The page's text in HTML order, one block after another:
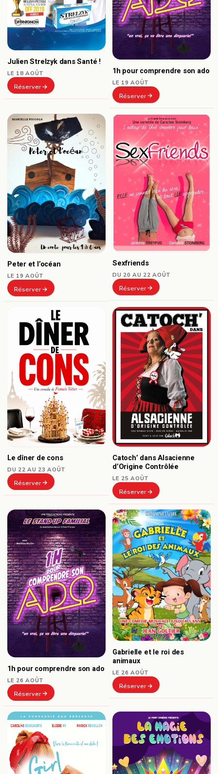
Julien Strelzyk dans Santé !
LE 18 AOÛT
Réserver
1h pour comprendre son ado
LE 19 AOÛT
Réserver
Peter et l’océan
LE 19 AOÛT
Réserver
Sexfriends
DU 20 AU 22 AOÛT
Réserver
Le dîner de cons
DU 22 AU 23 AOÛT
Réserver
Catoch’ dans Alsacienne
d’Origine Contrôlée
LE 25 AOÛT
Réserver
1h pour comprendre son ado
LE 26 AOÛT
Réserver
Gabrielle et le roi des
animaux
LE 26 AOÛT
Réserver